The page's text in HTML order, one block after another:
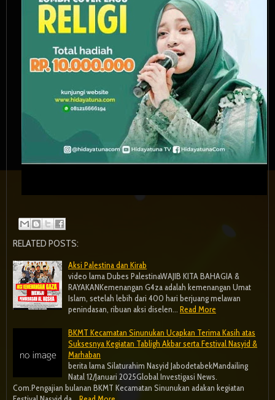
RELATED POSTS:
Aksi Palestina dan Kirab
video lama Dubes PalestinaWAJIB KITA BAHAGIA &
RAYAKANKemenangan G4za adalah kemenangan Umat
Islam, setelah lebih dari 400 hari berjuang melawan
penindasan, ribuan aksi diselen… Read More
BKMT Kecamatan Sinunukan Ucapkan Terima Kasih atas
Suksesnya Kegiatan Tabligh Akbar serta Festival Nasyid &
Marhaban
berita lama Silaturahim Nasyid JabodetabekMandailing
Natal 12/Januari 2025Global Investigasi News.
Com.Pengajian bulanan BKMT Kecamatan Sinunukan adakan kegiatan